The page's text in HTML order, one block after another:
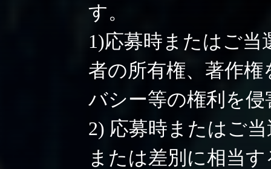
す。
1)応募時またはご当
者の所有権、著作
バシー等の権利を
2) 応募時またはご
または差別に相当